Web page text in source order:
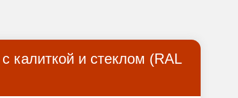
калиткой и стеклом (RAL